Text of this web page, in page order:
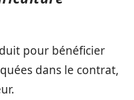
pour bénéficier
dans le contrat,